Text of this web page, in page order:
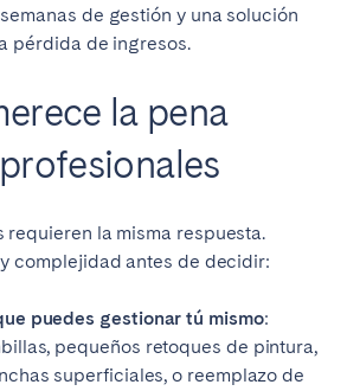
de gestión y una solución
pérdida de ingresos.
la pena
requieren la misma respuesta.
complejidad antes de decidir:
puedes gestionar tú mismo:
pequeños retoques de pintura,
superficiales, o reemplazo de